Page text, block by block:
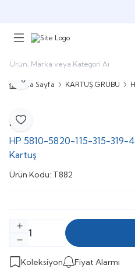
Ana Sayfa KARTUŞ GRUBU
Favoriye Ekle
Paylaş
HP
HP 5810-5820-115-315-319-
Kartuş
Ürün Kodu: T882
Koleksiyon Fiyat Alarmı